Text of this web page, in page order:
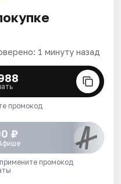
1 минуту назад
промокод
₽
промокод